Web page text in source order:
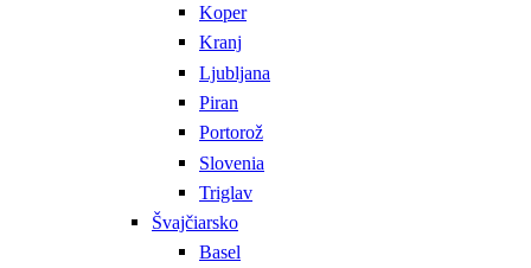
Koper
Kranj
Ljubljana
Piran
Portorož
Slovenia
Triglav
Švajčiarsko
Basel